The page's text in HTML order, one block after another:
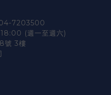
7203500
(週一至週六)
號 3樓